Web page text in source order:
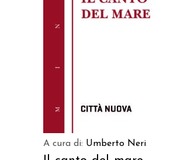
AGGIUNGI AL CARRELLO
A cura di: Umberto Neri